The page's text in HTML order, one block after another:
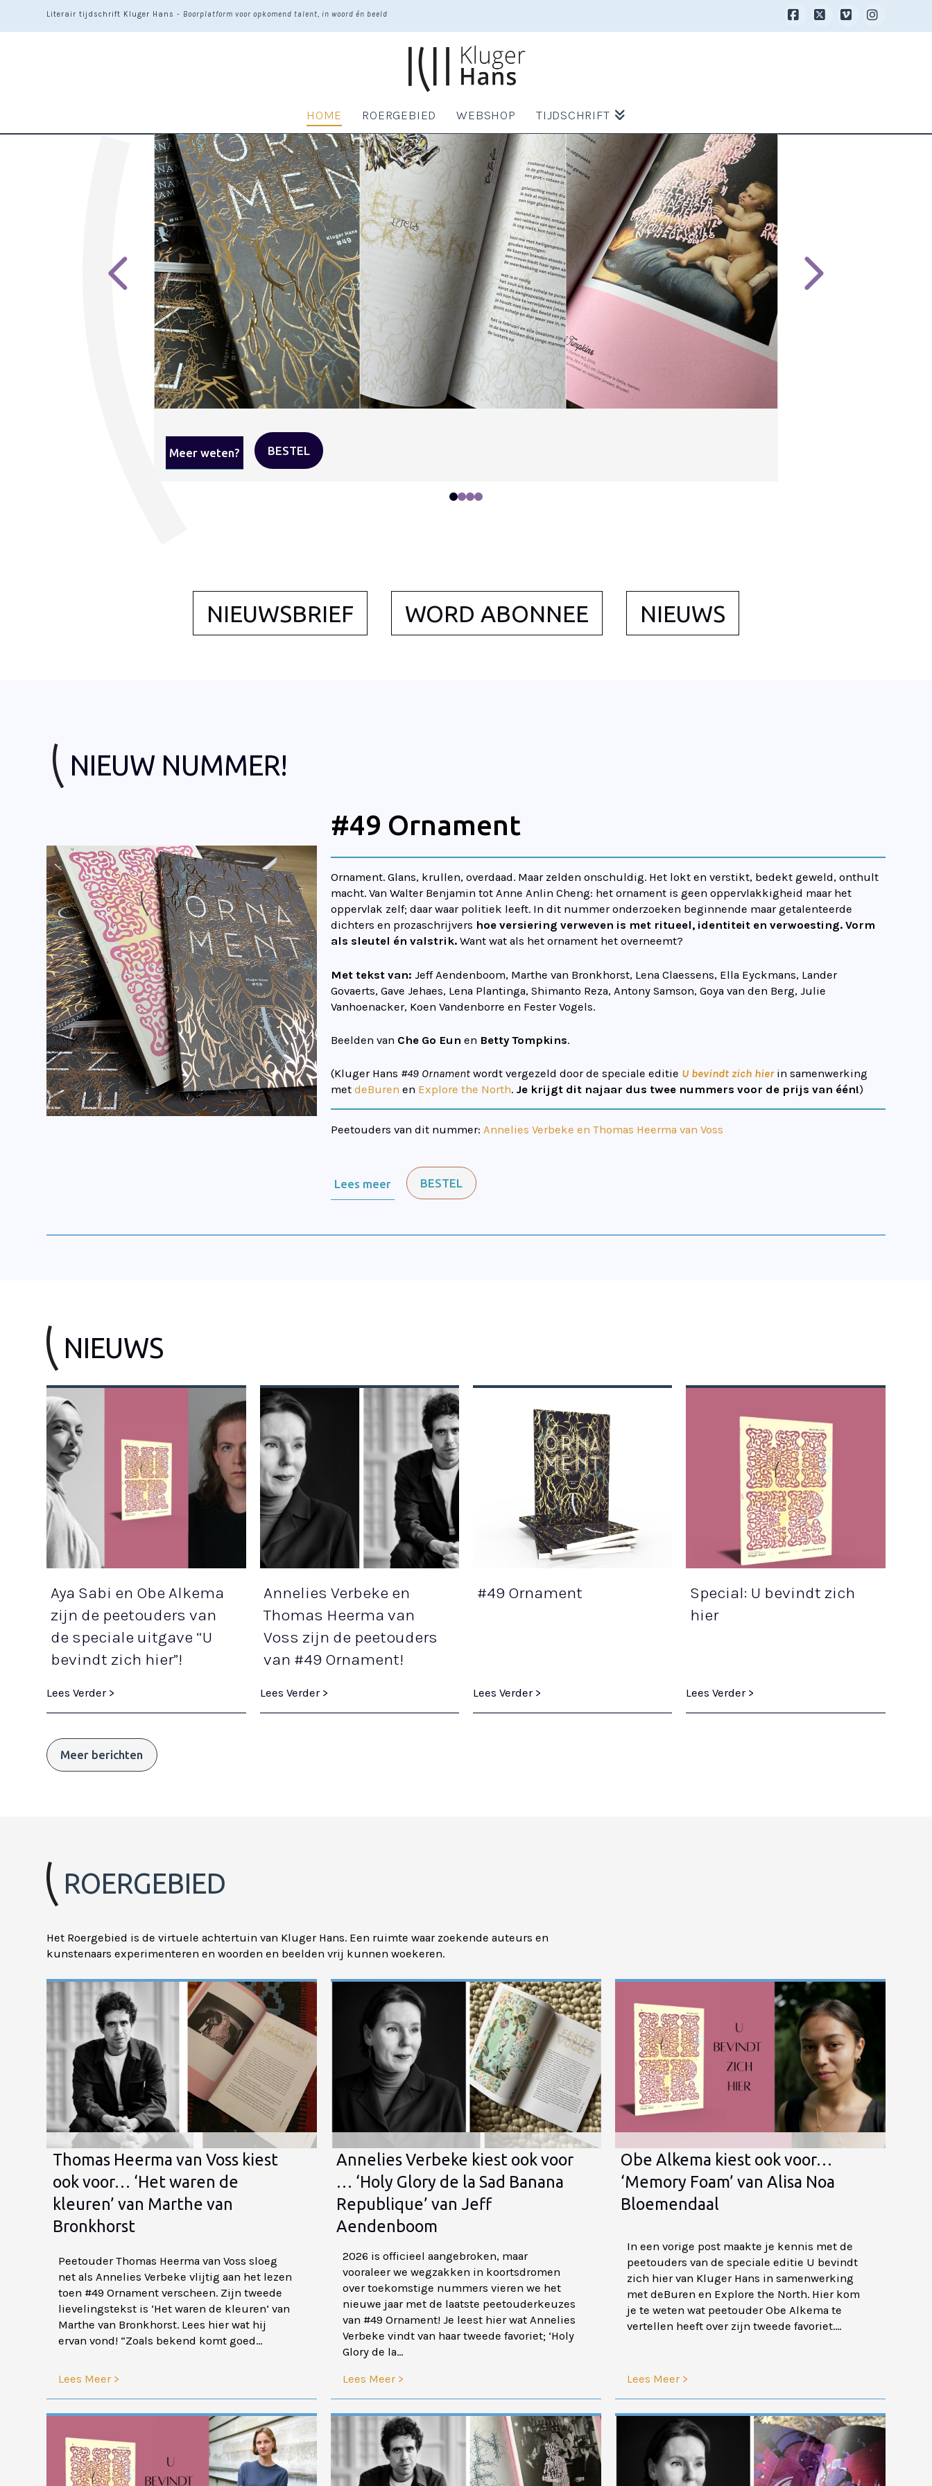
Literair tijdschrift Kluger Hans - Boorplatform voor opkomend talent, in woord én beeld
Facebook
X Vimeo
HOME ROERGEBIED WEBSHOP TIJDSCHRIFT
Meer weten? BESTEL
01 23
NIEUWSBRIEF WORD ABONNEE NIEUWS
NIEUW NUMMER!
#49 Ornament
Ornament. Glans, krullen, overdaad. Maar zelden onschuldig. Het lokt en verstikt, bedekt geweld, onthult
macht. Van Walter Benjamin tot Anne Anlin Cheng: het ornament is geen oppervlakkigheid maar het
oppervlak zelf; daar waar politiek leeft. In dit nummer onderzoeken beginnende maar getalenteerde
dichters en prozaschrijvers hoe versiering verweven is met ritueel, identiteit en verwoesting. Vorm
als sleutel én valstrik. Want wat als het ornament het overneemt?
Met tekst van:Jeff Aendenboom, Marthe van Bronkhorst, Lena Claessens, Ella Eyckmans, Lander
Govaerts, Gave Jehaes, Lena Plantinga, Shimanto Reza, Antony Samson, Goya van den Berg, Julie
Vanhoenacker, Koen Vandenborre en Fester Vogels.
Beelden van Che Go Eun en Betty Tompkins.
(Kluger Hans #49 Ornament wordt vergezeld door de speciale editie U bevindt zich hierin samenwerking
metdeBuren en Explore the North. Je krijgt dit najaar dus twee nummers voor de prijs van één!)
Peetouders van dit nummer:Annelies Verbeke en Thomas Heerma van Voss
Lees meer BESTEL
NIEUWS
Aya Sabi en Obe Alkema
zijn de peetouders van
de speciale uitgave “U
bevindt zich hier”!
Lees Verder >
Annelies Verbeke en
Thomas Heerma van
Voss zijn de peetouders
van #49 Ornament!
Lees Verder >
#49 Ornament
Lees Verder >
Special: U bevindt zich
hier
Lees Verder >
Meer berichten
ROERGEBIED
Het Roergebied is de virtuele achtertuin van Kluger Hans. Een ruimte waar zoekende auteurs en
kunstenaars experimenteren en woorden en beelden vrij kunnen woekeren.
Thomas Heerma van Voss kiest
ook voor… ‘Het waren de
kleuren’ van Marthe van
Bronkhorst
Peetouder Thomas Heerma van Voss sloeg
net als Annelies Verbeke vlijtig aan het lezen
toen #49 Ornament verscheen. Zijn tweede
lievelingstekst is ‘Het waren de kleuren‘ van
Marthe van Bronkhorst. Lees hier wat hij
ervan vond! “Zoals bekend komt goed...
Lees Meer >
Annelies Verbeke kiest ook voor
… ‘Holy Glory de la Sad Banana
Republique’ van Jeff
Aendenboom
2026 is officieel aangebroken, maar
vooraleer we wegzakken in koortsdromen
over toekomstige nummers vieren we het
nieuwe jaar met de laatste peetouderkeuzes
van #49 Ornament! Je leest hier wat Annelies
Verbeke vindt van haar tweede favoriet; ‘Holy
Glory de la...
Lees Meer >
Obe Alkema kiest ook voor…
‘Memory Foam’ van Alisa Noa
Bloemendaal
In een vorige post maakte je kennis met de
peetouders van de speciale editie U bevindt
zich hier van Kluger Hans in samenwerking
met deBuren en Explore the North. Hier kom
je te weten wat peetouder Obe Alkema te
vertellen heeft over zijn tweede favoriet....
Lees Meer >